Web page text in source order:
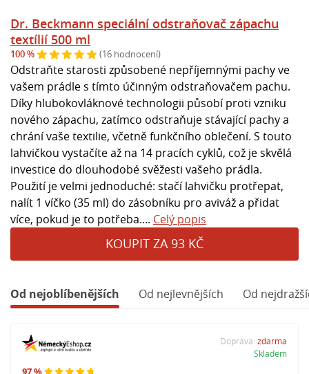
Dr. Beckmann speciální odstraňovač zápachu
textílií 500 ml
100 % (16 hodnocení)
Odstraňte starosti způsobené nepříjemnými pachy ve
vašem prádle s tímto účinným odstraňovačem pachu.
Díky hlubokovláknové technologii působí proti vzniku
nového zápachu, zatímco odstraňuje stávající pachy a
chrání vaše textilie, včetně funkčního oblečení. S touto
lahvičkou vystačíte až na 14 pracích cyklů, což je skvělá
investice do dlouhodobé svěžesti vašeho prádla.
Použití je velmi jednoduché: stačí lahvičku protřepat,
nalít 1 víčko (35 ml) do zásobníku pro aviváž a přidat
více, pokud je to potřeba.... Celý popis
KOUPIT ZA 93 KČ
Od nejoblíbenějších Od nejlevnějších Od
97 %
Doprava: zdarma
Skladem